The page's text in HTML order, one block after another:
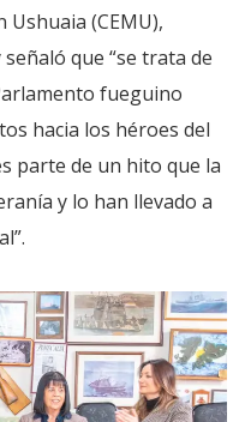
Ushuaia (CEMU),
que “se trata de
fueguino
hacia los héroes del
parte de un hito que la
y lo han llevado a